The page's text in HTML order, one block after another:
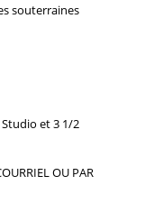
souterraines
et 3 1/2
OU PAR